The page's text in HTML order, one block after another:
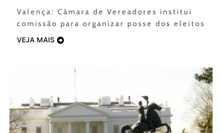
Valença: Câmara de Vereadores institui
comissão para organizar posse dos eleitos
VEJA MAIS